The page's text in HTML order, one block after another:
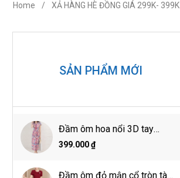
Home / XẢ HÀNG HÈ ĐỒNG GIÁ 299K- 399K
SẢN PHẨM MỚI
Đầm ôm hoa nổi 3D tay
ngắn cổ đức
399.000 ₫
Đầm ôm đỏ mận cổ tròn tà